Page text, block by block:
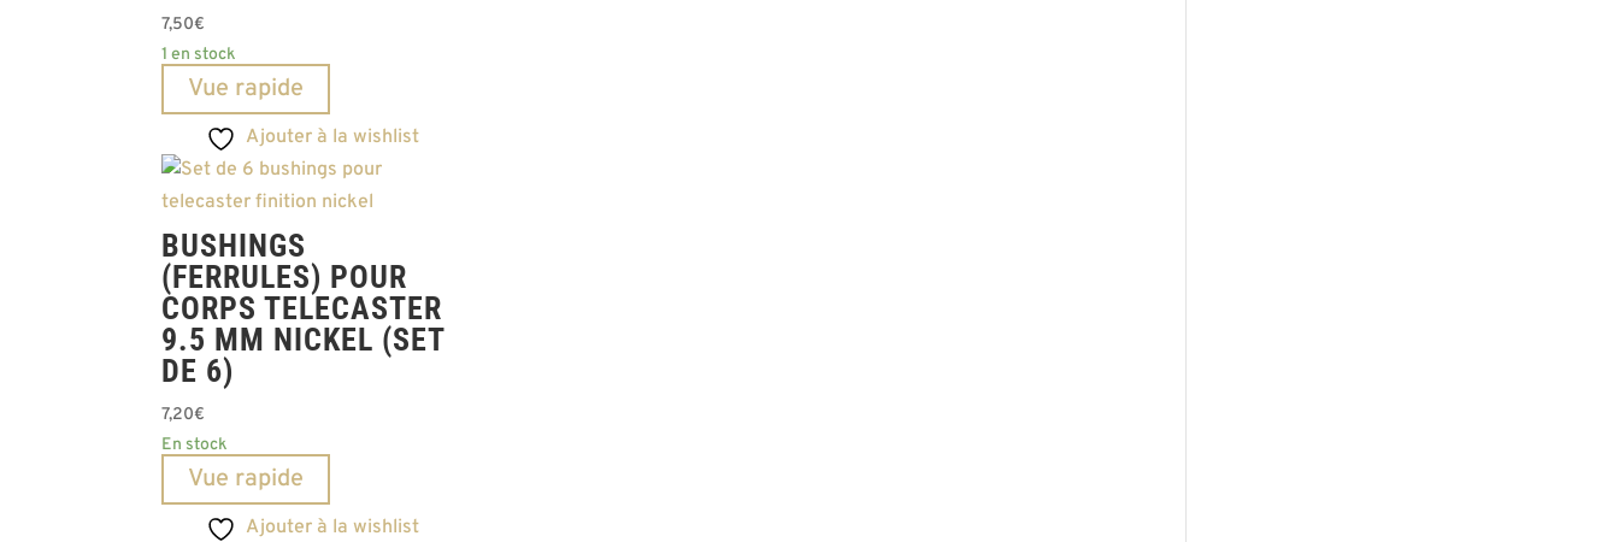
7,50€
1 en stock
Vue rapide
Ajouter à la wishlist
BUSHINGS
(FERRULES) POUR
CORPS TELECASTER
9.5 MM NICKEL (SET
DE 6)
7,20€
En stock
Vue rapide
Ajouter à la wishlist